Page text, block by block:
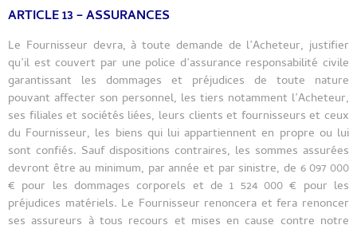
ARTICLE 13 – ASSURANCES
Le Fournisseur devra, à toute demande de l’Acheteur, justifier
qu’il est couvert par une police d’assurance responsabilité civile
garantissant les dommages et préjudices de toute nature
pouvant affecter son personnel, les tiers notamment l’Acheteur,
ses filiales et sociétés liées, leurs clients et fournisseurs et ceux
du Fournisseur, les biens qui lui appartiennent en propre ou lui
sont confiés. Sauf dispositions contraires, les sommes assurées
devront être au minimum, par année et par sinistre, de 6 097 000
€ pour les dommages corporels et de 1 524 000 € pour les
préjudices matériels. Le Fournisseur renoncera et fera renoncer